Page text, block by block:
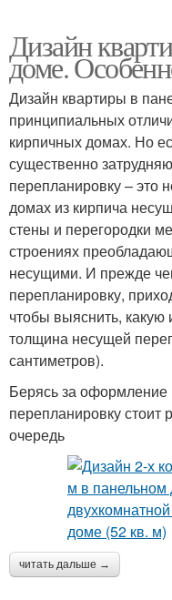
Дизайн
доме.
Дизайн квартиры в
принципиальных
кирпичных домах. Но
существенно
перепланировку – это
домах из кирпича
стены и перегородки
строениях
несущими. И прежде
перепланировку,
чтобы выяснить, какую
толщина несущей
сантиметров).
Берясь за
перепланировку
очередь
читать дальше →